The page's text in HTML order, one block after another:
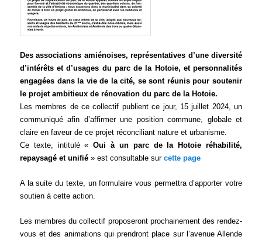
Des associations amiénoises, représentatives d’une diversité
d’intérêts et d’usages du parc de la Hotoie, et personnalités
engagées dans la vie de la cité, se sont réunis pour soutenir
le projet ambitieux de rénovation du parc de la Hotoie.
Les membres de ce collectif publient ce jour, 15 juillet 2024, un
communiqué afin d’affirmer une position commune, globale et
claire en faveur de ce projet réconciliant nature et urbanisme.
Ce texte, intitulé «Oui à un parc de la Hotoie réhabilité,
repaysagé et unifié » est consultable surcette page
A la suite du texte, un formulaire vous permettra d’apporter votre
soutien à cette action.
Les membres du collectif proposeront prochainement des rendez-
vous et des animations qui prendront place sur l’avenue Allende